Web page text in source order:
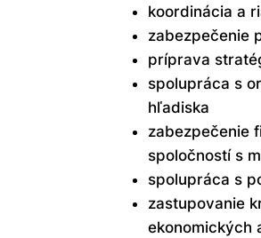
koordinácia a
zabezpečenie
príprava
spolupráca s
hľadiska
zabezpečenie
spoločností s
spolupráca s
zastupovanie
ekonomických